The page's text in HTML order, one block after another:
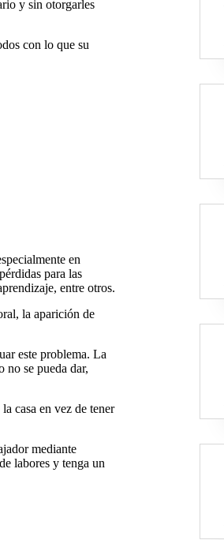
y sin otorgarles
con lo que su
en
para las
entre otros.
la aparición de
este problema. La
no se pueda dar,
casa en vez de tener
mediante
labores y tenga un